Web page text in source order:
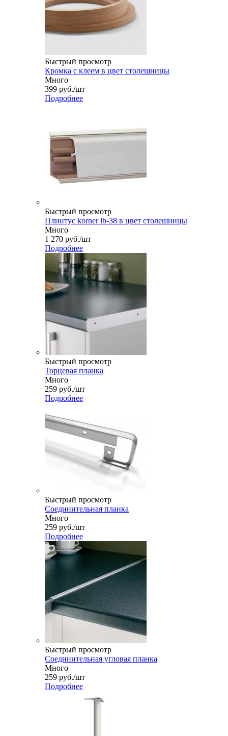
Быстрый просмотр
Кромка с клеем в цвет столешницы
Много
399 руб./шт
Подробнее
Быстрый просмотр
Плинтус korner lb-38 в цвет столешницы
Много
1 270 руб./шт
Подробнее
Быстрый просмотр
Торцевая планка
Много
259 руб./шт
Подробнее
Быстрый просмотр
Соединительная планка
Много
259 руб./шт
Подробнее
Быстрый просмотр
Соединительная угловая планка
Много
259 руб./шт
Подробнее